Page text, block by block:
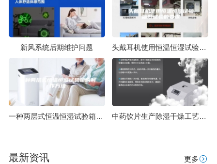
新风系统后期维护问题 头戴耳机使用恒温恒湿试验箱做试验的要求
一种两层式恒温恒湿试验箱的制作方法 中药饮片生产除湿干燥工艺规范
最新资讯 更多